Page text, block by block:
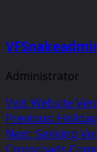
Administrator
Visit Website
Post
navigation
Previous:
Next: Seeking